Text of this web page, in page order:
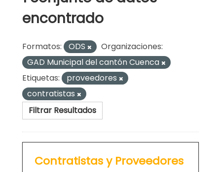
encontrado
Formatos: ODS
Organizaciones:
GAD Municipal del cantón Cuenca
Etiquetas:
proveedores
contratistas
Filtrar Resultados
Contratistas y Proveedores